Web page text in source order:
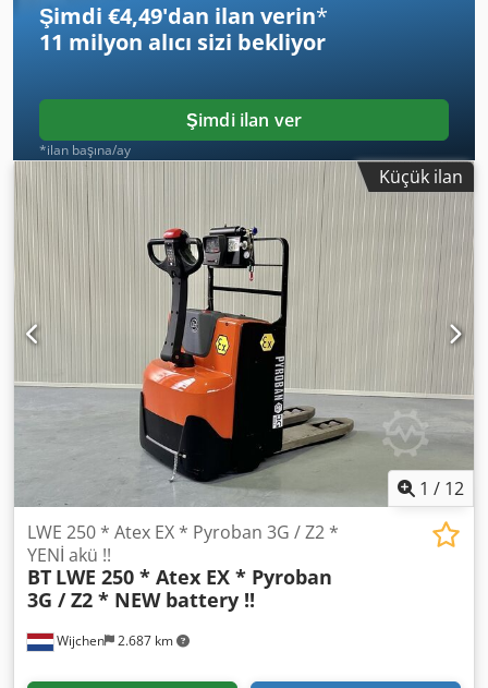
Şimdi €4,49'dan ilan verin*
11 milyon alıcı sizi bekliyor
Şimdi ilan ver
*ilan başına/ay
Küçük ilan
1 / 12
Wijchen 2.687 km
LWE 250 * Atex EX * Pyroban 3G / Z2 *
YENİ akü !!
BT LWE 250 * Atex EX * Pyroban
3G / Z2 * NEW battery !!